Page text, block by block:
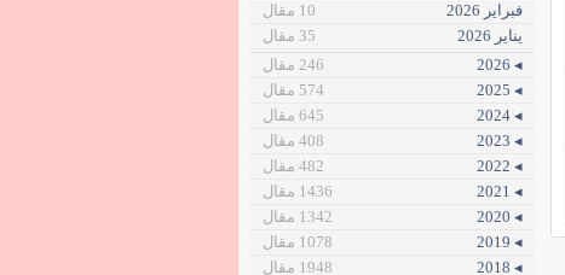
فبراير 2026
10 مقال
يناير 2026
35 مقال
◂ 2026
246 مقال
◂ 2025
574 مقال
◂ 2024
645 مقال
◂ 2023
408 مقال
◂ 2022
482 مقال
◂ 2021
1436 مقال
◂ 2020
1342 مقال
◂ 2019
1078 مقال
◂ 2018
1948 مقال